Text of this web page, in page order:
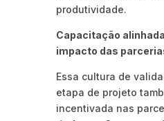
produtividade.
Capacitação
impacto das
Essa cultura de
etapa de projeto
incentivada nas